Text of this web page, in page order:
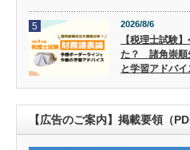
5 2026/8/6
【税理士試験
た？ 諸角崇順
と学習アドバイ
【広告のご案内】掲載要領（